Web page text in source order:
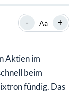
- Aa +
Aktien im
beim
fündig. Das